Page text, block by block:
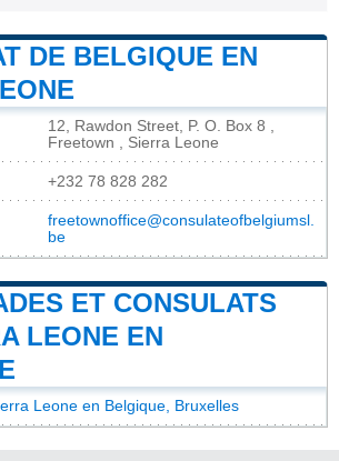
DE BELGIQUE EN
12, Rawdon Street, P. O. Box 8 ,
Freetown , Sierra Leone
+232 78 828 282
freetownoffice@consulateofbelgiumsl.
be
ET CONSULATS
LEONE EN
Leone en Belgique, Bruxelles